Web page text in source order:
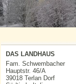
DAS LANDHAUS
Fam. Schwembacher
Hauptstr. 46/A
39018 Terlan Dorf